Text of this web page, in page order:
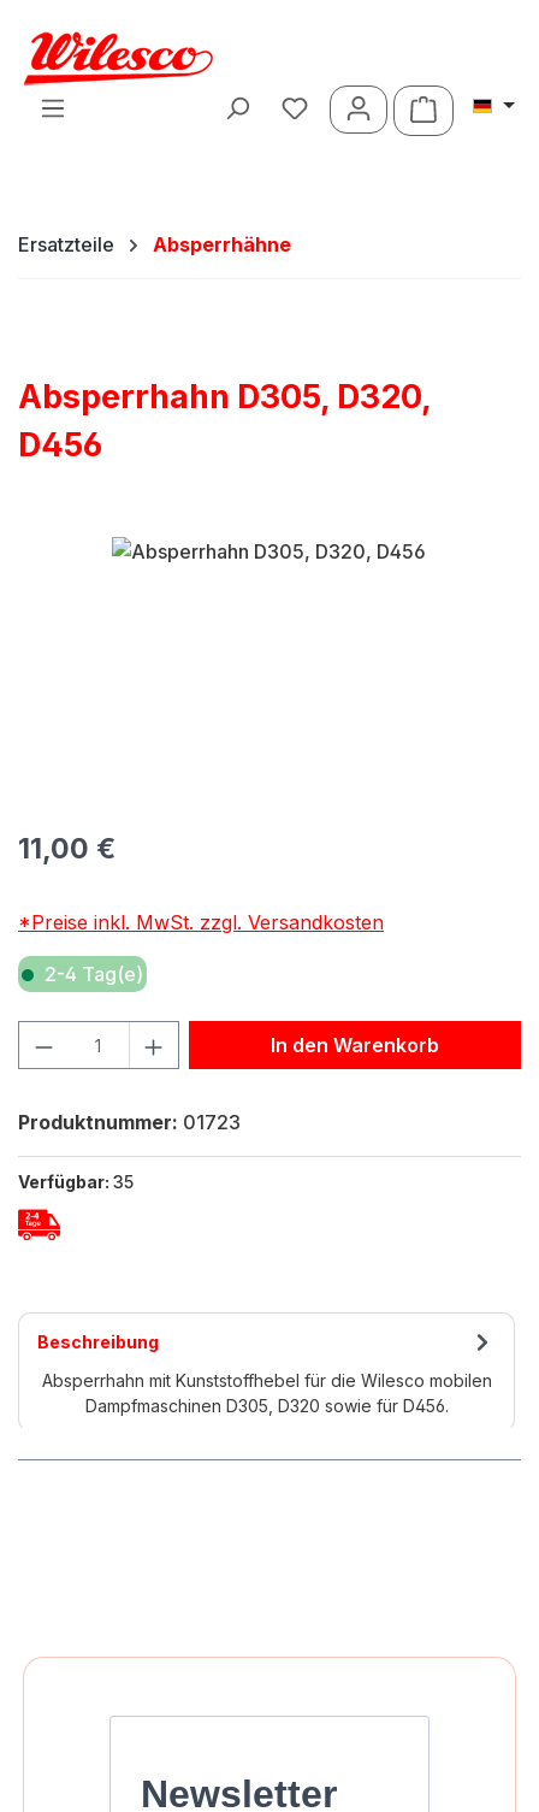
Zum Hauptinhalt springen
Ersatzteile Absperrhähne
Absperrhahn D305, D320,
D456
Bildergalerie überspringen
Regulärer Preis:
11,00 €
*Preise inkl. MwSt. zzgl. Versandkosten
2-4 Tag(e)
Produkt Anzahl: Gib den gewünschten Wert ein oder
In den Warenkorb
Produktnummer: 01723
Verfügbar: 35
Beschreibung
Absperrhahn mit Kunststoffhebel für die Wilesco mobilen
Dampfmaschinen D305, D320 sowie für D456.
Newsletter